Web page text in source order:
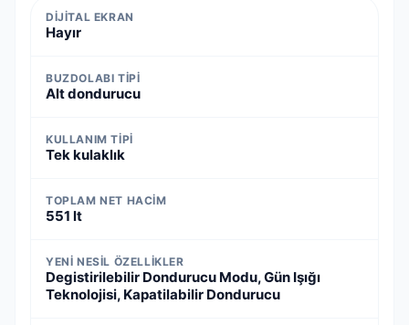
DIJITAL EKRAN
Hayır
BUZDOLABI TIPI
Alt dondurucu
KULLANIM TIPI
Tek kulaklık
TOPLAM NET HACIM
551 lt
YENI NESIL ÖZELLIKLER
Degistirilebilir Dondurucu Modu, Gün Işığı
Teknolojisi, Kapatilabilir Dondurucu